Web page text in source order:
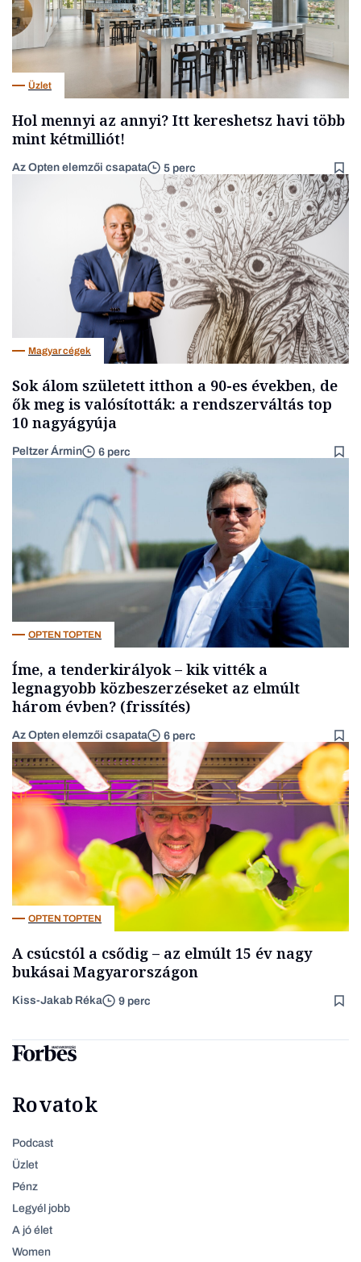
Üzlet
Hol mennyi az annyi? Itt kereshetsz havi több
mint kétmilliót!
Az Opten elemzői csapata 5 perc
Magyar cégek
Sok álom született itthon a 90-es években, de
ők meg is valósították: a rendszerváltás top
10 nagyágyúja
Peltzer Ármin 6 perc
OPTEN TOPTEN
Íme, a tenderkirályok – kik vitték a
legnagyobb közbeszerzéseket az elmúlt
három évben? (frissítés)
Az Opten elemzői csapata 6 perc
OPTEN TOPTEN
A csúcstól a csődig – az elmúlt 15 év nagy
bukásai Magyarországon
Kiss-Jakab Réka 9 perc
Rovatok
Podcast
Üzlet
Pénz
Legyél jobb
A jó élet
Women